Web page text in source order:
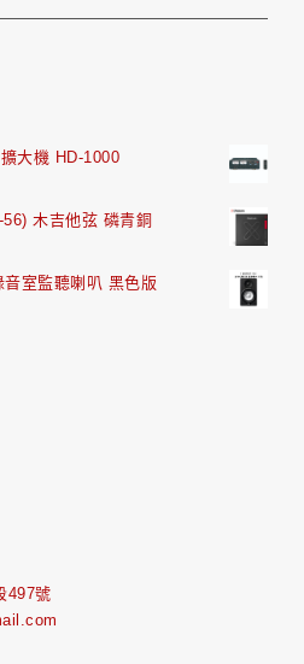
大機 HD-1000
木吉他弦 磷青銅
音室監聽喇叭 黑色版
497號